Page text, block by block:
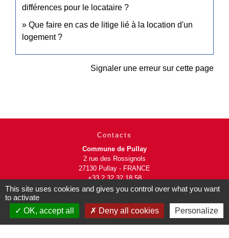
différences pour le locataire ?
Que faire en cas de litige lié à la location d'un
logement ?
Signaler une erreur sur cette page
Contacts
Commune de Pullay
2 rue des Rossignols
27130 Pullay - FRANCE
+33 2 32 32 18 58
www.pullay.fr
This site uses cookies and gives you control over what you want
to activate
OK, accept all
Deny all cookies Personalize